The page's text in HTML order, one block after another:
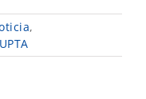
,
UPTA